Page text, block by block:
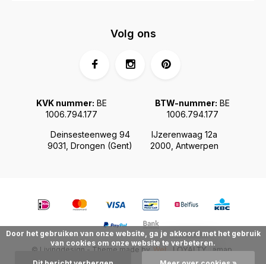
Deinsesteenweg 94
9031, Drongen (Gent)
IJzerenwaag 12a
2000, Antwerpen
KVK nummer: BE
1006.794.177
BTW-nummer: BE
1006.794.177
Volg ons
© Livingdesign - Theme made by Webdinge.nl Sitemap
Door het gebruiken van onze website, ga je akkoord met het gebruik
van cookies om onze website te verbeteren.
LOYALTY